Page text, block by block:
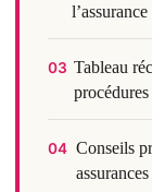
l’assurance
03 Tableau
procédures
04 Conseils
assurances